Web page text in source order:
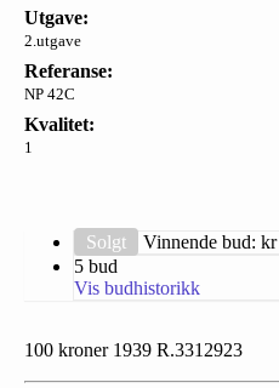
Utgave:
2.utgave
Referanse:
NP 42C
Kvalitet:
1
Solgt Vinnende bud: kr
5 bud
Vis budhistorikk
100 kroner 1939 R.3312923